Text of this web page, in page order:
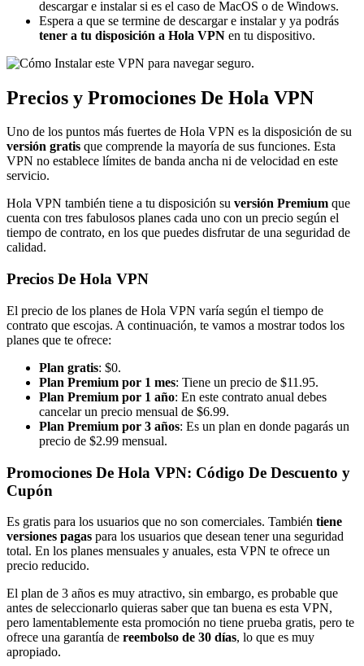
descargar e instalar si es el caso de MacOS o de Windows.
Espera a que se termine de descargar e instalar y ya podrás
tener a tu disposición a Hola VPN en tu dispositivo.
Precios y Promociones De Hola VPN
Uno de los puntos más fuertes de Hola VPN es la disposición de su
versión gratis que comprende la mayoría de sus funciones. Esta
VPN no establece límites de banda ancha ni de velocidad en este
servicio.
Hola VPN también tiene a tu disposición su versión Premium que
cuenta con tres fabulosos planes cada uno con un precio según el
tiempo de contrato, en los que puedes disfrutar de una seguridad de
calidad.
Precios De Hola VPN
El precio de los planes de Hola VPN varía según el tiempo de
contrato que escojas. A continuación, te vamos a mostrar todos los
planes que te ofrece:
Plan gratis: $0.
Plan Premium por 1 mes: Tiene un precio de $11.95.
Plan Premium por 1 año: En este contrato anual debes
cancelar un precio mensual de $6.99.
Plan Premium por 3 años: Es un plan en donde pagarás un
precio de $2.99 mensual.
Promociones De Hola VPN: Código De Descuento y
Cupón
Es gratis para los usuarios que no son comerciales. También tiene
versiones pagas para los usuarios que desean tener una seguridad
total. En los planes mensuales y anuales, esta VPN te ofrece un
precio reducido.
El plan de 3 años es muy atractivo, sin embargo, es probable que
antes de seleccionarlo quieras saber que tan buena es esta VPN,
pero lamentablemente esta promoción no tiene prueba gratis, pero te
ofrece una garantía de reembolso de 30 días, lo que es muy
apropiado.